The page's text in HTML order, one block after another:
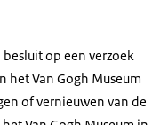
op een verzoek
het Van Gogh Museum
of vernieuwen van de